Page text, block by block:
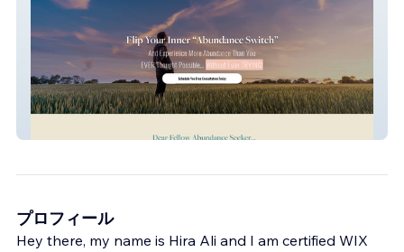
プロフィール
Hey there, my name is Hira Ali and I am certified WIX